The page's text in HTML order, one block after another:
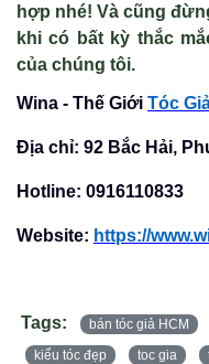
hợp nhé! Và cũng
khi có bất kỳ thắc
của chúng tôi.
Wina - Thế Giới Tóc
Địa chỉ: 92 Bắc Hải,
Hotline: 0916110833
Website: https://
Tags: bán tóc giả HCM
kiểu tóc đẹp
toc gia